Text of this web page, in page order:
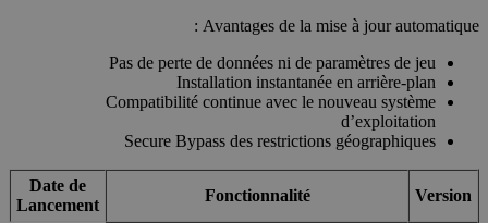
Avantages de la mise à jour automatique :
Pas de perte de données ni de paramètres de jeu
Installation instantanée en arrière-plan
Compatibilité continue avec le nouveau système
d’exploitation
Secure Bypass des restrictions géographiques
Version
Fonctionnalité
Date de
Lancement